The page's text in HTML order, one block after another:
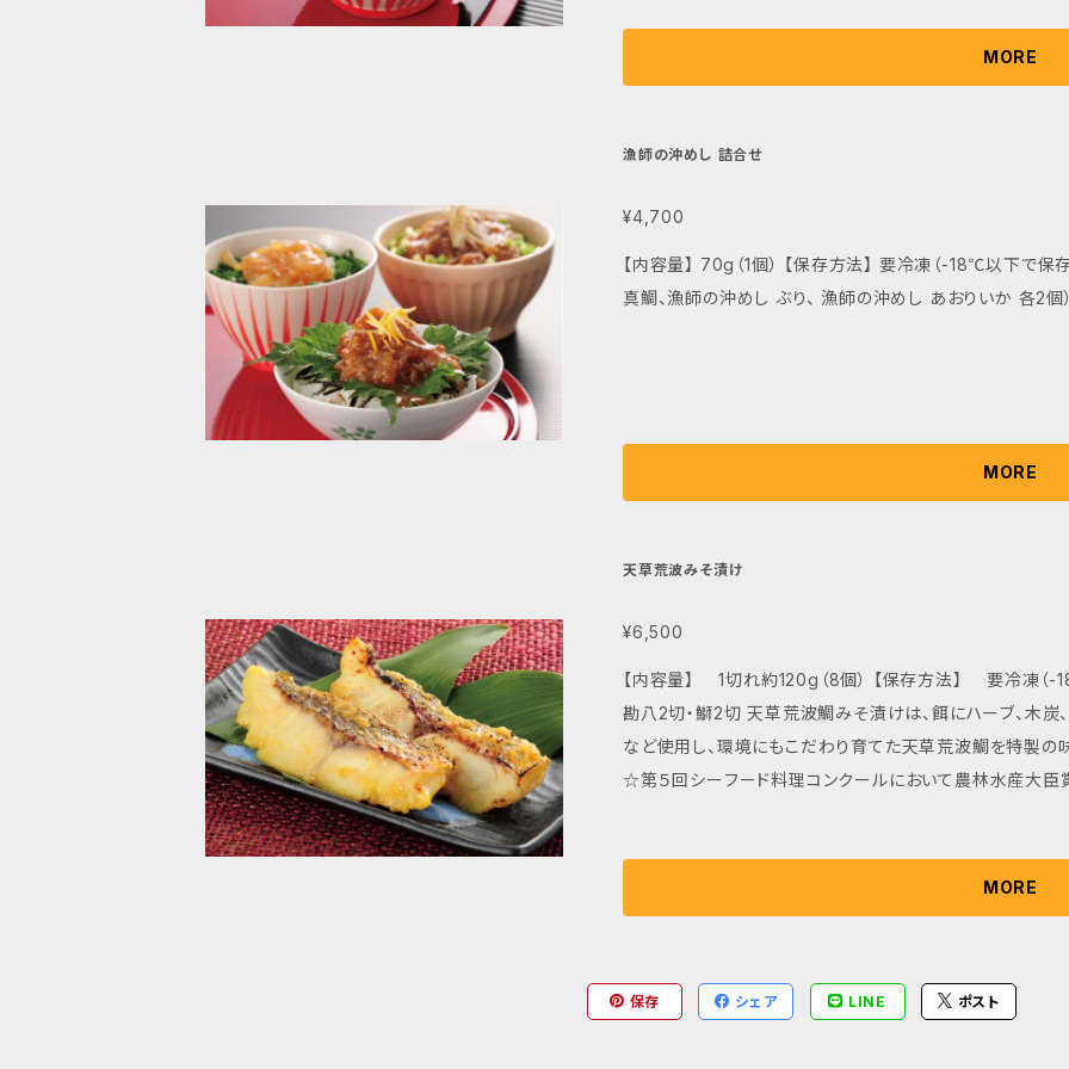
MORE
漁師の沖めし 詰合せ
¥4,700
【内容量】 70g（1個） 【保存方法】 要冷凍（-18℃以下で保存） 【セット内容】 6個セット（漁師の沖めし
真鯛、漁師の沖めし ぶり、 漁師の沖めし あおりいか 各2個
MORE
天草荒波みそ漬け
¥6,500
【内容量】 1切れ約120g（8個） 【保存方法】 要冷凍（
勘八2切・鰤2切 天草荒波鯛みそ漬けは、餌にハーブ、木炭、木酢液、乳酸菌、ブドウ種子ポリフェノール
など使用し、環境にもこだわり育てた天草荒波鯛を特製の
☆第５回シーフード料理コンクールにおいて農林水産大臣賞受賞☆ 【お召し上がり方法
MORE
保存 シェア LINE ポスト